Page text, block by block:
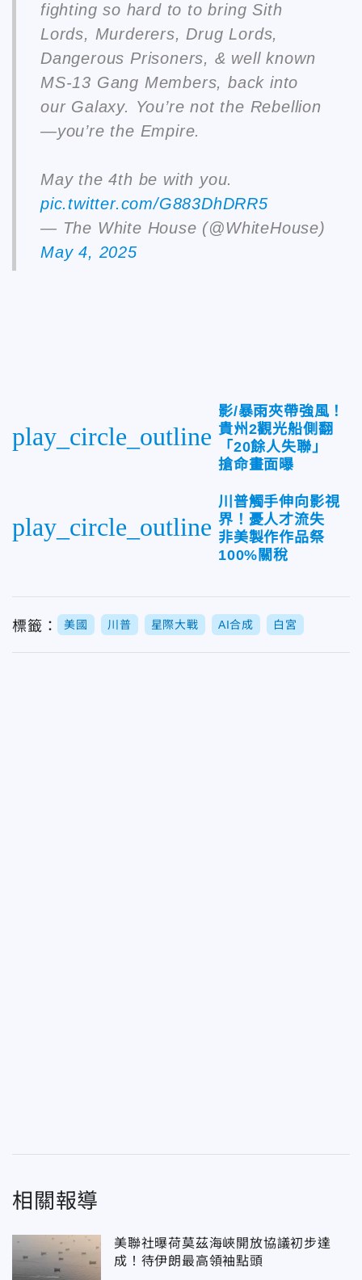
fighting so hard to to bring Sith
Lords, Murderers, Drug Lords,
Dangerous Prisoners, & well known
MS-13 Gang Members, back into
our Galaxy. You’re not the Rebellion
—you’re the Empire.
May the 4th be with you.
pic.twitter.com/G883DhDRR5
— The White House (@WhiteHouse)
May 4, 2025
play_circle_outline
影/暴雨夾帶強風！
貴州2觀光船側翻
「20餘人失聯」
搶命畫面曝
play_circle_outline
川普觸手伸向影視
界！憂人才流失
非美製作作品祭
100%關稅
標籤： 美國 川普 星際大戰 AI合成 白宮
相關報導
美聯社曝荷莫茲海峽開放協議初步達
成！待伊朗最高領袖點頭